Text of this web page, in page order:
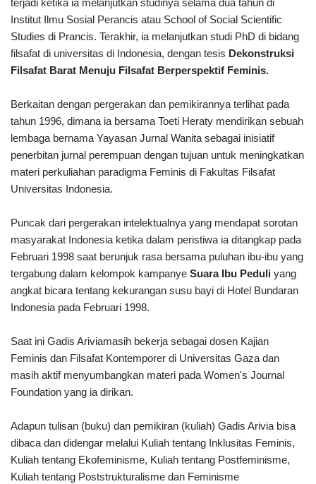
terjadi ketika ia melanjutkan studinya selama dua tahun di
Institut Ilmu Sosial Perancis atau School of Social Scientific
Studies di Prancis. Terakhir, ia melanjutkan studi PhD di bidang
filsafat di universitas di Indonesia, dengan tesis Dekonstruksi
Filsafat Barat Menuju Filsafat Berperspektif Feminis.
Berkaitan dengan pergerakan dan pemikirannya terlihat pada
tahun 1996, dimana ia bersama Toeti Heraty mendirikan sebuah
lembaga bernama Yayasan Jurnal Wanita sebagai inisiatif
penerbitan jurnal perempuan dengan tujuan untuk meningkatkan
materi perkuliahan paradigma Feminis di Fakultas Filsafat
Universitas Indonesia.
Puncak dari pergerakan intelektualnya yang mendapat sorotan
masyarakat Indonesia ketika dalam peristiwa ia ditangkap pada
Februari 1998 saat berunjuk rasa bersama puluhan ibu-ibu yang
tergabung dalam kelompok kampanye Suara Ibu Peduli yang
angkat bicara tentang kekurangan susu bayi di Hotel Bundaran
Indonesia pada Februari 1998.
Saat ini Gadis Ariviamasih bekerja sebagai dosen Kajian
Feminis dan Filsafat Kontemporer di Universitas Gaza dan
masih aktif menyumbangkan materi pada Women's Journal
Foundation yang ia dirikan.
Adapun tulisan (buku) dan pemikiran (kuliah) Gadis Arivia bisa
dibaca dan didengar melalui Kuliah tentang Inklusitas Feminis,
Kuliah tentang Ekofeminisme, Kuliah tentang Postfeminisme,
Kuliah tentang Poststrukturalisme dan Feminisme